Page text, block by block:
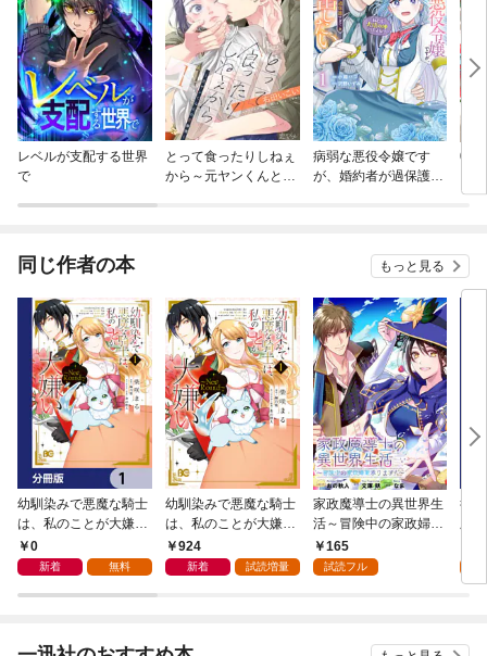
レベルが支配する世界
で
とって食ったりしねぇ
から～元ヤンくんとの
病弱な悪役令嬢です
が、婚約者が過保護す
0歳
同じ作者の本 もっと見る
幼馴染みで悪魔な騎士
は、私のことが大嫌
い ～New Round～
【分冊版】 1
0
新着 無料
幼馴染みで悪魔な騎士
は、私のことが大嫌
い ～New Round
～ １
924
新着 試読増量
家政魔導士の異世界生
活～冒険中の家政婦業
承ります！～ 連載版:
1
165
試読フル
後
版